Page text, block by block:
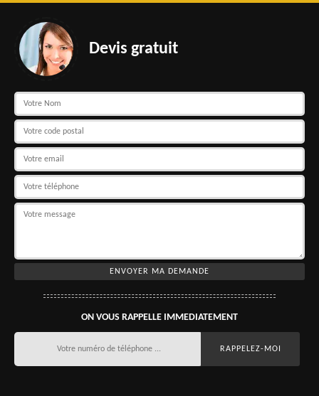
Devis gratuit
ON VOUS RAPPELLE IMMEDIATEMENT